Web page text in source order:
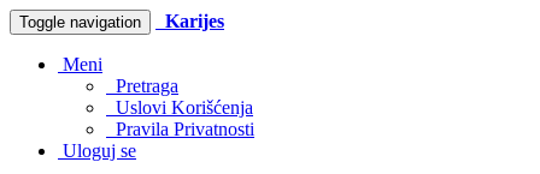
Toggle navigation Karijes
Meni
Pretraga
Uslovi Korišćenja
Pravila Privatnosti
Uloguj se